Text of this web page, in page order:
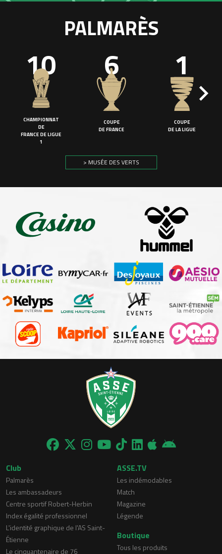
PALMARÈS
10
CHAMPIONNAT
DE
FRANCE DE LIGUE
1
6
COUPE
DE FRANCE
1
COUPE
DE LA LIGUE
> MUSÉE DES VERTS
Club
Palmarès
Les ambassadeurs
Centre sportif Robert-Herbin
Index égalité professionnel
L'identité graphique de l'AS Saint-
Étienne
Le cinquantenaire de 76
ASSE.TV
Les indémodables
Match
Magazine
Légende
Boutique
Tous les produits